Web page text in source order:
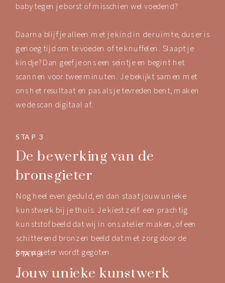
Jouw unieke kunstwerk
STAP 4
Nog heel even geduld, en dan staat jouw unieke
kunstwerk bij je thuis. Je kiest zelf: een prachtig
kunststof beeld dat wij in ons atelier maken, of een
schitterend bronzen beeld dat met zorg door de
bronsgieter wordt gegoten.
De bewerking van de
bronsgieter
STAP 3
baby tegen je borst of misschien wel voedend?
Daarna blijf je alleen met je kind in de ruimte, dus er is
genoeg tijd om te voeden of te knuffelen. Slaapt je
kindje? Dan geef je ons een seintje en begint het
scannen voor twee minuten. Je bekijkt samen met
ons het resultaat en pas als je tevreden bent, maken
we de scan digitaal af.